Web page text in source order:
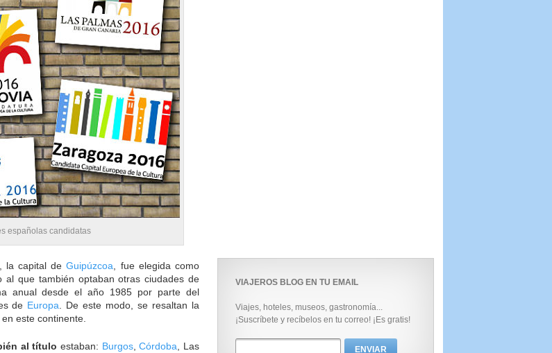
españolas candidatas
, la capital deGuipúzcoa , fue elegida como
al que también optaban otras ciudades de
anual desde el año 1985 por parte del
de Europa . De este modo, se resaltan la
este continente.
al título estaban: Burgos,Córdoba, Las
VIAJEROS BLOG EN TU EMAIL
Viajes, hoteles, museos, gastronomía...
¡Suscríbete y recíbelos en tu correo! ¡Es gratis!